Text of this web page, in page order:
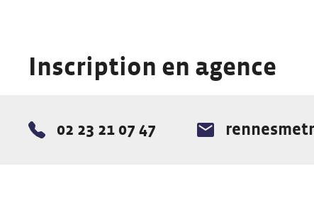
Inscription en agence
Téléphone :
02 23 21 07 47 E-mail :